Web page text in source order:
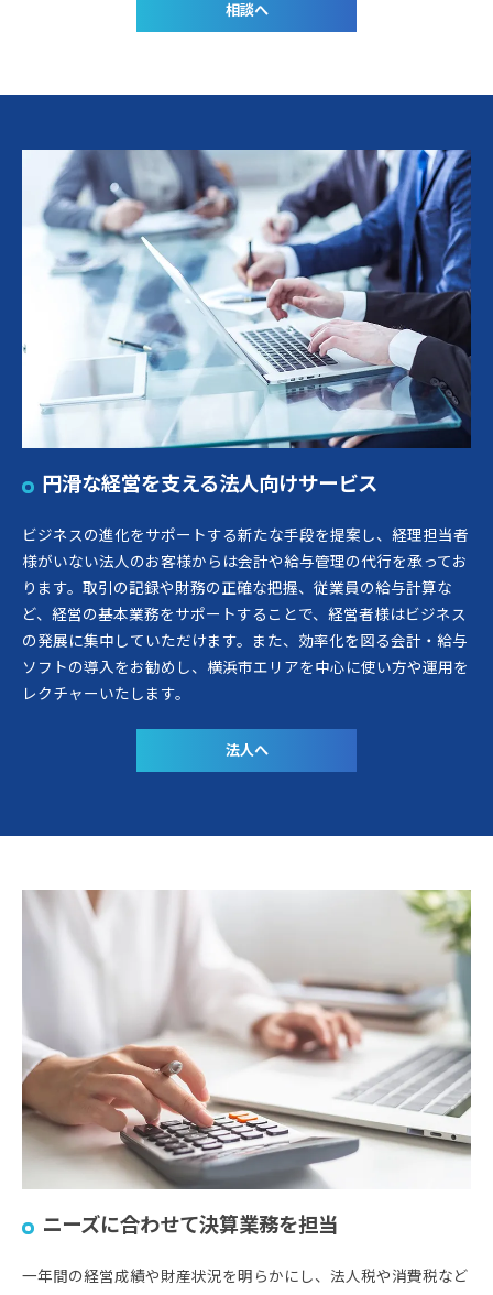
相談へ
円滑な経営を支える法人向けサービス
ビジネスの進化をサポートする新たな手段を提案し、経理担当者
様がいない法人のお客様からは会計や給与管理の代行を承ってお
ります。取引の記録や財務の正確な把握、従業員の給与計算な
ど、経営の基本業務をサポートすることで、経営者様はビジネス
の発展に集中していただけます。また、効率化を図る会計・給与
ソフトの導入をお勧めし、横浜市エリアを中心に使い方や運用を
レクチャーいたします。
法人へ
ニーズに合わせて決算業務を担当
一年間の経営成績や財産状況を明らかにし、法人税や消費税など